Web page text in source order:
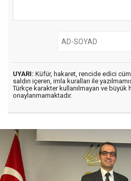
UYARI: Küfür, hakaret, rencide edici
saldırı içeren, imla kuralları ile
Türkçe karakter kullanılmayan ve büyük
onaylanmamaktadır.